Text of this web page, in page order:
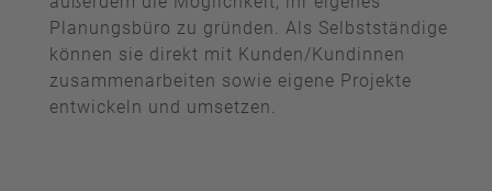
Planungsbüro zu gründen. Als Selbstständige
können sie direkt mit Kunden/Kundinnen
zusammenarbeiten sowie eigene Projekte
entwickeln und umsetzen.